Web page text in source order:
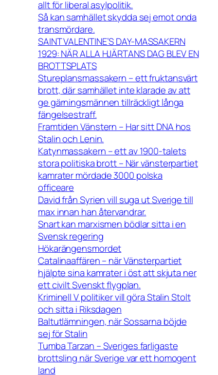
allt för liberal asylpolitik.
Så kan samhället skydda sej emot onda
transmördare.
SAINT VALENTINE’S DAY-MASSAKERN
1929: NÄR ALLA HJÄRTANS DAG BLEV EN
BROTTSPLATS
Stureplansmassakern – ett fruktansvärt
brott, där samhället inte klarade av att
ge gärningsmännen tillräckligt långa
fängelsestraff.
Framtiden Vänstern – Har sitt DNA hos
Stalin och Lenin.
Katynmassakern – ett av 1900-talets
stora politiska brott – När vänsterpartiet
kamrater mördade 3000 polska
officeare
David från Syrien vill suga ut Sverige till
max innan han återvandrar.
Snart kan marxismen bödlar sitta i en
Svensk regering
Hökarängensmordet
Catalinaaffären – när Vänsterpartiet
hjälpte sina kamrater i öst att skjuta ner
ett civilt Svenskt flygplan.
Kriminell V politiker vill göra Stalin Stolt
och sitta i Riksdagen
Baltutlämningen, när Sossarna böjde
sej för Stalin
Tumba Tarzan – Sveriges farligaste
brottsling när Sverige var ett homogent
land